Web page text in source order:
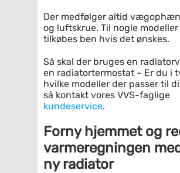
Der medfølger altid
og luftskrue. Til nogle
tilkøbes ben hvis det ønskes.
Så skal der bruges en
en radiatortermostat – Er du i
hvilke modeller der passer til
så kontakt vores VVS-faglige
kundeservice.
Forny hjemmet og
varmeregningen
ny radiator